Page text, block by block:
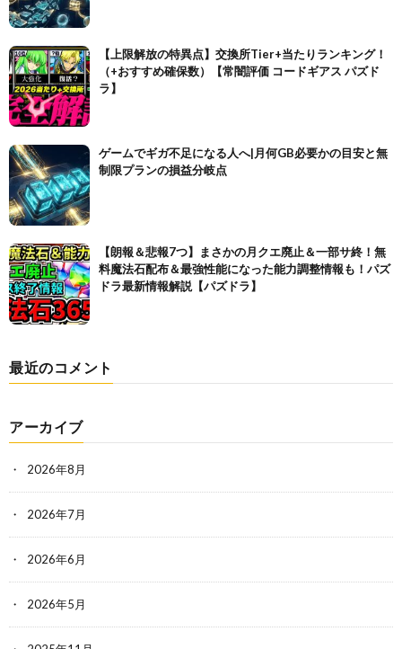
【上限解放の特異点】交換所Tier+当たりランキング！
（+おすすめ確保数）【常闇評価 コードギアス パズド
ラ】
ゲームでギガ不足になる人へ|月何GB必要かの目安と無
制限プランの損益分岐点
【朗報＆悲報7つ】まさかの月クエ廃止＆一部サ終！無
料魔法石配布＆最強性能になった能力調整情報も！パズ
ドラ最新情報解説【パズドラ】
最近のコメント
アーカイブ
2026年8月
2026年7月
2026年6月
2026年5月